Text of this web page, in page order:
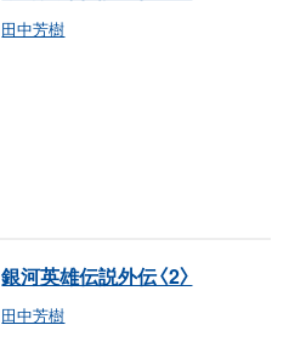
田中芳樹
銀河英雄伝説外伝〈2〉
田中芳樹